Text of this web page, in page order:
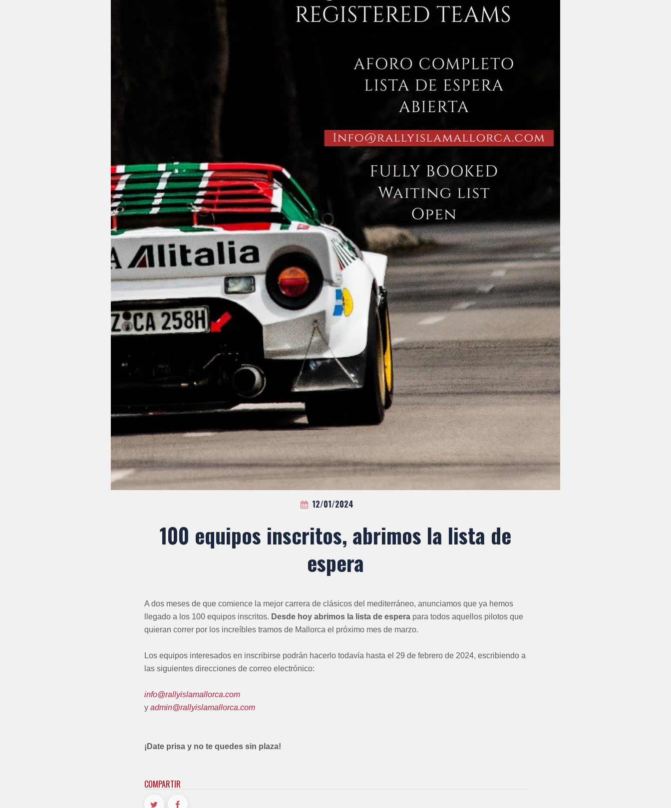
12/01/2024
100 equipos inscritos, abrimos la lista de
espera
A dos meses de que comience la mejor carrera de clásicos del mediterráneo, anunciamos que ya hemos
llegado a los 100 equipos inscritos. Desde hoy abrimos la lista de esperapara todos aquellos pilotos que
quieran correr por los increíbles tramos de Mallorca el próximo mes de marzo.
Los equipos interesados en inscribirse podrán hacerlo todavía hasta el 29 de febrero de 2024, escribiendo a
las siguientes direcciones de correo electrónico:
info@rallyislamallorca.com
y admin@rallyislamallorca.com
¡Date prisa y no te quedes sin plaza!
COMPARTIR